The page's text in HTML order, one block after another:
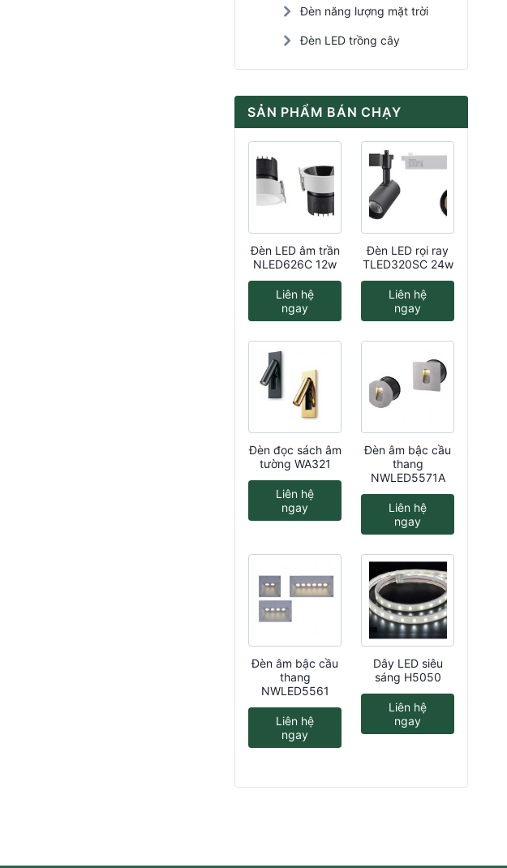
Đèn năng lượng mặt trời
Đèn LED trồng cây
SẢN PHẨM BÁN CHẠY
Đèn LED âm trần
NLED626C 12w
Liên hệ
ngay
Đèn LED rọi ray
TLED320SC 24w
Liên hệ
ngay
Đèn đọc sách âm
tường WA321
Liên hệ
ngay
Đèn âm bậc cầu
thang
NWLED5571A
Liên hệ
ngay
Đèn âm bậc cầu
thang
NWLED5561
Liên hệ
ngay
Dây LED siêu
sáng H5050
Liên hệ
ngay